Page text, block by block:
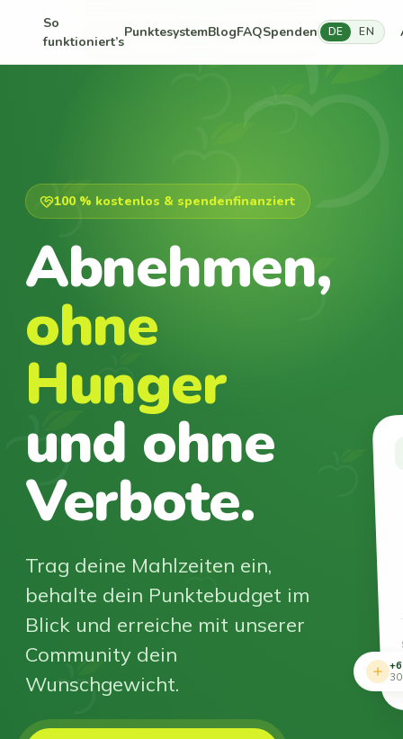
So
funktioniert’s
PunktesystemBlogFAQSpenden DE EN
100 % kostenlos & spendenfinanziert
Abnehmen,
ohne
Hunger
und ohne
Verbote.
Trag deine Mahlzeiten ein,
behalte dein Punktebudget im
Blick und erreiche mit unserer
Community dein
Wunschgewicht.